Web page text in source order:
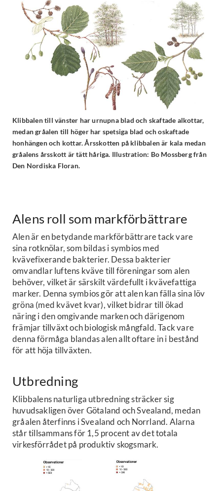
Klibbalen till vänster har urnupna blad och skaftade alkottar,
medan gråalen till höger har spetsiga blad och oskaftade
honhängen och kottar. Årsskotten på klibbalen är kala medan
gråalens årsskott är tätt håriga. Illustration: Bo Mossberg från
Den Nordiska Floran.
Alens roll som markförbättrare
Alen är en betydande markförbättrare tack vare
sina rotknölar, som bildas i symbios med
kvävefixerande bakterier. Dessa bakterier
omvandlar luftens kväve till föreningar som alen
behöver, vilket är särskilt värdefullt i kvävefattiga
marker. Denna symbios gör att alen kan fälla sina löv
gröna (med kvävet kvar), vilket bidrar till ökad
näring i den omgivande marken och därigenom
främjar tillväxt och biologisk mångfald. Tack vare
denna förmåga blandas alen allt oftare in i bestånd
för att höja tillväxten.
Utbredning
Klibbalens naturliga utbredning sträcker sig
huvudsakligen över Götaland och Svealand, medan
gråalen återfinns i Svealand och Norrland. Alarna
står tillsammans för 1,5 procent av det totala
virkesförrådet på produktiv skogsmark.